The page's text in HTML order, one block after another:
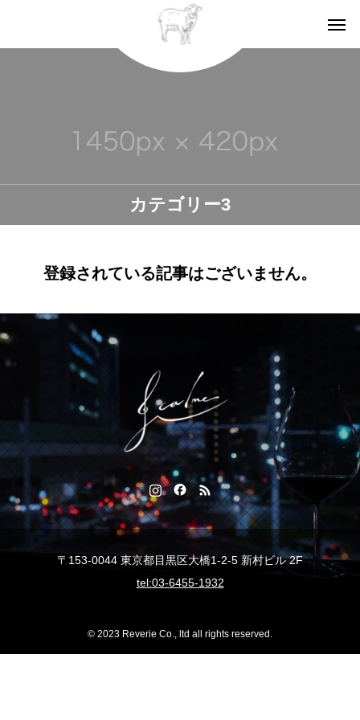
カテゴリー3
登録されている記事はございません。
〒153-0044 東京都目黒区大橋1-2-5 新村ビル 2F
tel:03-6455-1932
© 2023 Reverie Co., ltd all rights reserved.